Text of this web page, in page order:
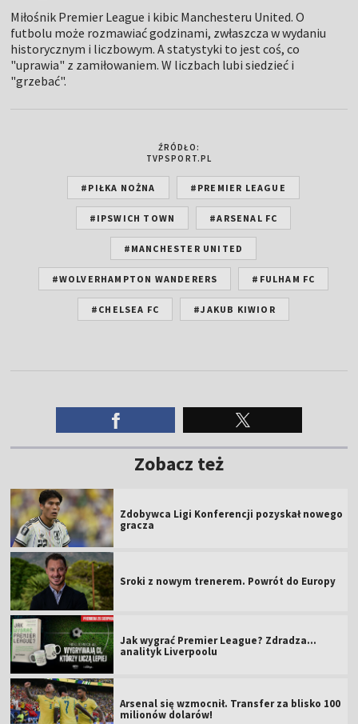
Miłośnik Premier League i kibic Manchesteru United. O
futbolu może rozmawiać godzinami, zwłaszcza w wydaniu
historycznym i liczbowym. A statystyki to jest coś, co
"uprawia" z zamiłowaniem. W liczbach lubi siedzieć i
"grzebać".
ŹRÓDŁO:
TVPSPORT.PL
#PIŁKA NOŻNA #PREMIER LEAGUE
#IPSWICH TOWN #ARSENAL FC
#MANCHESTER UNITED
#WOLVERHAMPTON WANDERERS #FULHAM FC
#CHELSEA FC #JAKUB KIWIOR
Zobacz też
Zdobywca Ligi Konferencji pozyskał nowego
gracza
Sroki z nowym trenerem. Powrót do Europy
Jak wygrać Premier League? Zdradza...
analityk Liverpoolu
Arsenal się wzmocnił. Transfer za blisko 100
milionów dolarów!